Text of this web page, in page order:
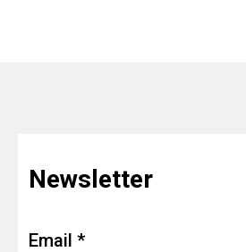
Newsletter
Email *